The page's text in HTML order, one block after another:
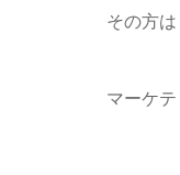
その方
マーケ